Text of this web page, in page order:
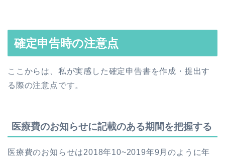
確定申告時の注意点
ここからは、私が実感した確定申告書を作成・提出す
る際の注意点です。
医療費のお知らせに記載のある期間を把握する
医療費のお知らせは2018年10~2019年9月のように年